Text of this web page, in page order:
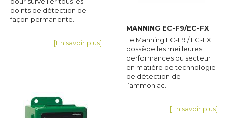
points de détection de
façon permanente.
[En savoir plus]
MANNING EC-F9/EC-FX
Le Manning EC-F9 / EC-FX
possède les meilleures
performances du secteur
en matière de technologie
de détection de
l’ammoniac.
[En savoir plus]